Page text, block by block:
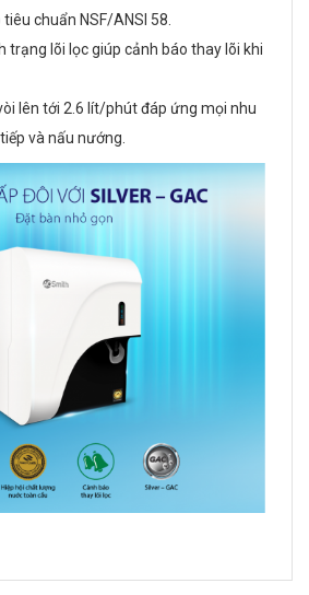
chuẩn NSF/ANSI 58.
trạng lõi lọc giúp cảnh báo thay lõi khi
lên tới 2.6 lít/phút đáp ứng mọi nhu
và nấu nướng.